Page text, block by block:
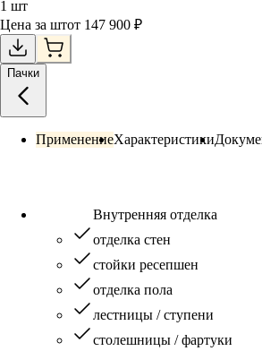
1 шт
Цена за штот 147 900 ₽
Пачки
ПрименениеХарактеристики
Внутренняя отделка
отделка стен
стойки ресепшен
отделка пола
лестницы / ступени
столешницы / фартуки